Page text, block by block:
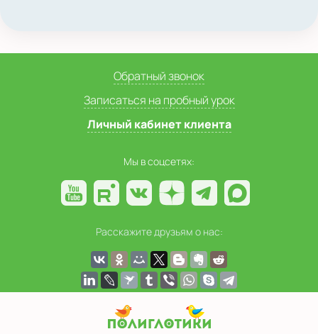
Обратный звонок
Записаться на пробный урок
Личный кабинет клиента
Мы в соцсетях:
Расскажите друзьям о нас: